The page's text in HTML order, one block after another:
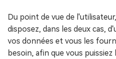
Du point de vue de
disposez, dans les deux cas,
vos données et vous les
besoin, afin que vous